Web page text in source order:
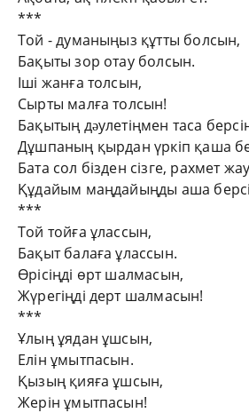
***
Той - думаныңыз құтты болсын,
Бақыты зор отау болсын.
Іші жанға толсын,
Сырты малға толсын!
Бақытың дəулетіңмен таса
Дұшпаның қырдан үркіп қаша
Бата сол бізден сізге, рахмет
Құдайым маңдайыңды аша
***
Той тойға ұлассын,
Бақыт балаға ұлассын.
Өрісіңді өрт шалмасын,
Жүрегіңді дерт шалмасын!
***
Ұлың ұядан ұшсын,
Елін ұмытпасын.
Қызың қияға ұшсын,
Жерін ұмытпасын!